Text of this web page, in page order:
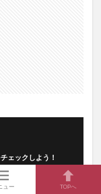
ェックしよう！
ュー TOPへ